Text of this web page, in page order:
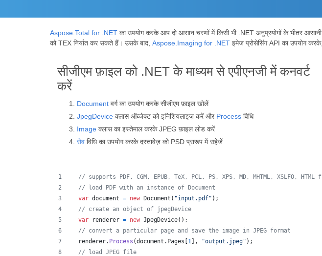
Aspose.Total for .NET का उपयोग करके आप दो आसान चरणों में किसी भी .NET अनुप्रयोगों के भीतर
को TEX निर्यात कर सकते हैं। उसके बाद, Aspose.Imaging for .NET इमेज प्रोसेसिंग API का उपयोग
सीजीएम फ़ाइल को .NET के माध्यम से एपीएनजी में कनवर्ट
करें
Document वर्ग का उपयोग करके सीजीएम फ़ाइल खोलें
JpegDevice क्लास ऑब्जेक्ट को इनिशियलाइज़ करें और Process विधि
Image क्लास का इस्तेमाल करके JPEG फ़ाइल लोड करें
सेव विधि का उपयोग करके दस्तावेज़ को PSD प्रारूप में सहेजें
// supports PDF, CGM, EPUB, TeX, PCL, PS, XPS, MD, MHTML, XSLFO,
// load PDF with an instance of Document
var document = new Document ( "input.pdf" ) ;
// create an object of jpegDevice
var
renderer = new JpegDevice( ) ;
// convert a particular page and save the image in JPEG format
renderer. Process (document . Pages 1 , "output.jpeg" ) ;
// load JPEG file